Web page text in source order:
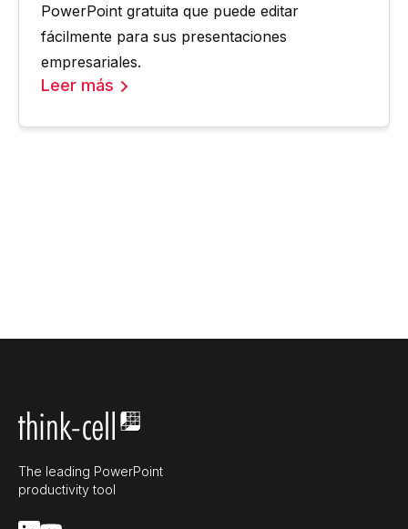
PowerPoint gratuita que puede editar
fácilmente para sus presentaciones
empresariales.
Leer más
The leading PowerPoint
productivity tool